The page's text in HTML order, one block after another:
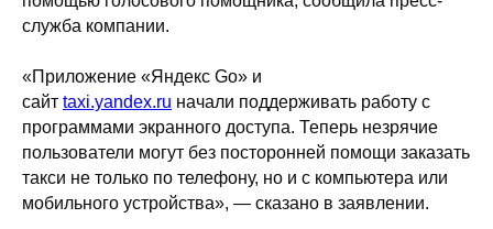
служба компании.
«Приложение «Яндекс Go» и
сайт taxi.yandex.ru начали поддерживать работу с
программами экранного доступа. Теперь незрячие
пользователи могут без посторонней помощи заказать
такси не только по телефону, но и с компьютера или
мобильного устройства», — сказано в заявлении.